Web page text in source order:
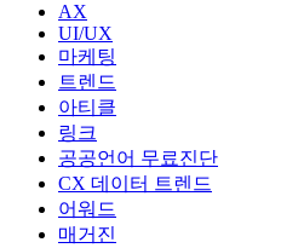
AX
UI/UX
마케팅
트렌드
아티클
링크
공공언어 무료진단
CX 데이터 트렌드
어워드
매거진